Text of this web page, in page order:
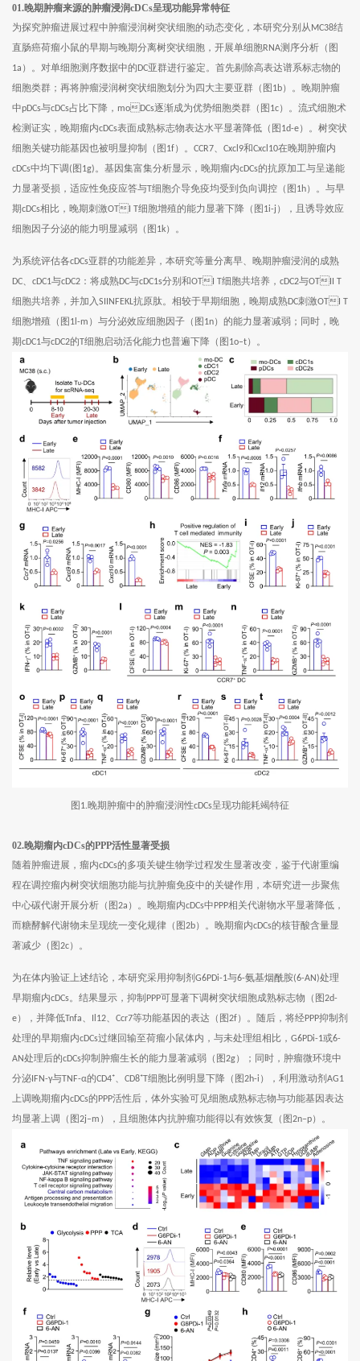
01.晚期肿瘤来源的肿瘤浸润cDCs呈现功能异常特征
为探究肿瘤进展过程中肿瘤浸润树突状细胞的动态变化，本研究分别从MC38结
直肠癌荷瘤小鼠的早期与晚期分离树突状细胞，开展单细胞RNA测序分析（图
1a ）。对单细胞测序数据中的DC亚群进行鉴定。首先剔除高表达谱系标志物的
细胞类群；再将肿瘤浸润树突状细胞划分为四大主要亚群（图 1b）。晚期肿瘤
中pDCs与cDCs占比下降， moDCs逐渐成为优势细胞类群（图 1c）。流式细胞术
检测证实，晚期瘤内cDCs表面成熟标志物表达水平显著降低（图 1d-e）。树突状
细胞关键功能基因也被明显抑制（图 1f）。 CCR7、 Cxcl9和Cxcl10在晚期肿瘤内
cDCs中均下调 ( 图 1g)。基因集富集分析显示，晚期瘤内cDCs的抗原加工与呈递能
力显著受损，适应性免疫应答与T细胞介导免疫均受到负向调控（图 1h）。与早
期cDCs相比，晚期刺激OTI T细胞增殖的能力显著下降（图 1i-j ），且诱导效应
细胞因子分泌的能力明显减弱（图 1k）。
为系统评估各cDCs亚群的功能差异，本研究等量分离早、晚期肿瘤浸润的成熟
DC、 cDC1与cDC2 ：将成熟DC与cDC1s分别和OTI T细胞共培养， cDC2与OTII T
细胞共培养，并加入SIINFEKL抗原肽。相较于早期细胞，晚期成熟DC刺激OTI T
细胞增殖（图 1l-m ）与分泌效应细胞因子（图 1n）的能力显著减弱；同时，晚
期cDC1与cDC2的 T细胞启动活化能力也普遍下降（图 1o–t）。
图 1.晚期肿瘤中的肿瘤浸润性cDCs呈现功能耗竭特征
02.晚期瘤内cDCs的PPP活性显著受损
随着肿瘤进展，瘤内cDCs的多项关键生物学过程发生显著改变，鉴于代谢重编
程在调控瘤内树突状细胞功能与抗肿瘤免疫中的关键作用，本研究进一步聚焦
中心碳代谢开展分析（图2a ）。晚期瘤内cDCs中PPP相关代谢物水平显著降低，
而糖酵解代谢物未呈现统一变化规律（图2b）。晚期瘤内cDCs的核苷酸含量显
著减少（图2c）。
为在体内验证上述结论，本研究采用抑制剂 G6PDi-1与6-氨基烟酰胺(6-AN)处理
早期瘤内cDCs。结果显示，抑制 PPP可显著下调树突状细胞成熟标志物（图2d-
e），并降低Tnfa、 Il12、 Ccr7等功能基因的表达（图2f）。随后，将经PPP抑制剂
处理的早期瘤内cDCs过继回输至荷瘤小鼠体内，与未处理组相比， G6PDi-1或6-
AN处理后的cDCs抑制肿瘤生长的能力显著减弱（图2g）；同时，肿瘤微环境中
分泌IFN-γ与TNF-α的CD4⁺、 CD8⁺T细胞比例明显下降（图2h-i ），利用激动剂 AG1
上调晚期瘤内cDCs的PPP活性后，体外实验可见细胞成熟标志物与功能基因表达
均显著上调（图2j–m ），且细胞体内抗肿瘤功能得以有效恢复（图2n–p）。